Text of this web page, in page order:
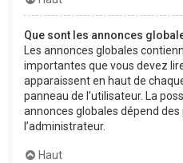
Que sont les annonces
Les annonces globales
importantes que vous devez
apparaissent en haut de
panneau de l’utilisateur. La
annonces globales dépend
l’administrateur.
Haut